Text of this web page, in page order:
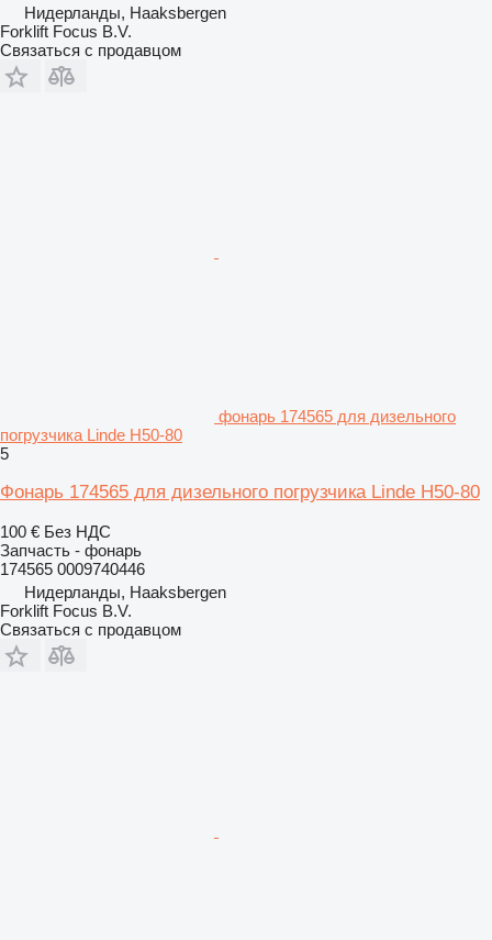
Нидерланды, Haaksbergen
Forklift Focus B.V.
Связаться с продавцом
фонарь 174565 для дизельного
погрузчика Linde H50-80
5
Фонарь 174565 для дизельного погрузчика Linde H50-80
100 € Без НДС
Запчасть - фонарь
174565 0009740446
Нидерланды, Haaksbergen
Forklift Focus B.V.
Связаться с продавцом